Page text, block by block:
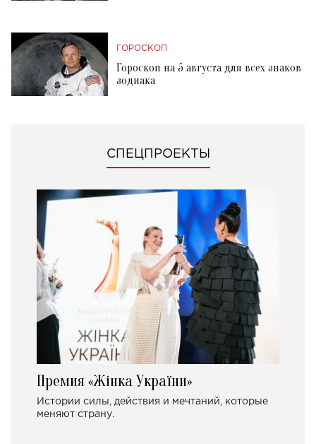
ГОРОСКОП
Гороскоп на 5 августа для всех знаков
зодиака
СПЕЦПРОЕКТЫ
Премия «Жінка України»
Истории силы, действия и мечтаний, которые
меняют страну.